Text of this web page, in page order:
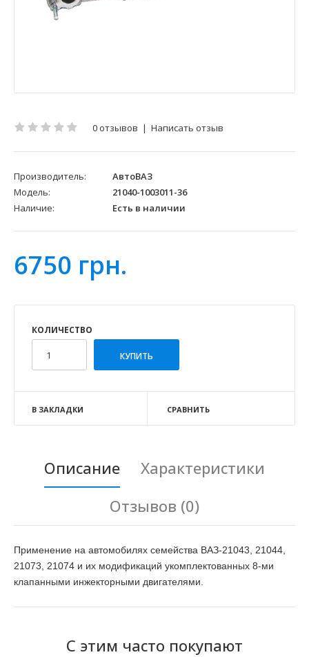
0 отзывов | Написать отзыв
Производитель:
АвтоВАЗ
Модель:
21040-1003011-36
Наличие:
Есть в наличии
6750 грн.
КОЛИЧЕСТВО
В ЗАКЛАДКИ СРАВНИТЬ
Описание
Характеристики
Отзывов (0)
Применение на автомобилях семейства ВАЗ-21043, 21044,
21073, 21074 и их модификаций укомплектованных 8-ми
клапанными инжекторными двигателями.
С этим часто покупают